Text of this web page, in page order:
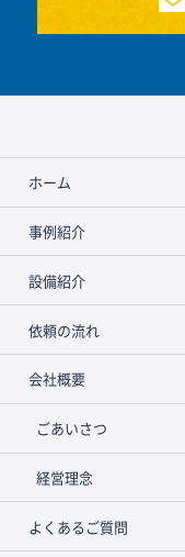
ホーム
事例紹介
設備紹介
依頼の流れ
会社概要
ごあいさつ
経営理念
よくあるご質問